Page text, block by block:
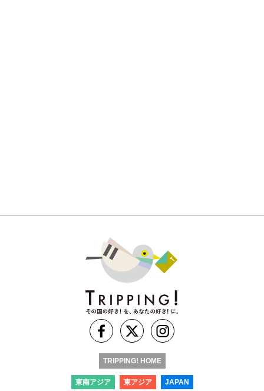
TRIPPING! HOME
東南アジア 東アジア JAPAN